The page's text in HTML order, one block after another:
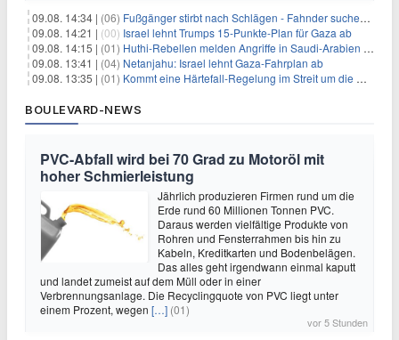
09.08. 14:34 | (06) Fußgänger stirbt nach Schlägen - Fahnder suchen Autofahrer
09.08. 14:21 | (00) Israel lehnt Trumps 15-Punkte-Plan für Gaza ab
09.08. 14:15 | (01) Huthi-Rebellen melden Angriffe in Saudi-Arabien und im Jemen
09.08. 13:41 | (04) Netanjahu: Israel lehnt Gaza-Fahrplan ab
09.08. 13:35 | (01) Kommt eine Härtefall-Regelung im Streit um die Rente mit 63?
BOULEVARD-NEWS
PVC-Abfall wird bei 70 Grad zu Motoröl mit
hoher Schmierleistung
Jährlich produzieren Firmen rund um die
Erde rund 60 Millionen Tonnen PVC.
Daraus werden vielfältige Produkte von
Rohren und Fensterrahmen bis hin zu
Kabeln, Kreditkarten und Bodenbelägen.
Das alles geht irgendwann einmal kaputt
und landet zumeist auf dem Müll oder in einer
Verbrennungsanlage. Die Recyclingquote von PVC liegt unter
einem Prozent, wegen […] (01)
vor 5 Stunden